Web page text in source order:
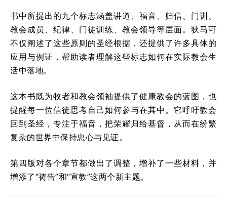
书中所提出的九个标志涵盖讲道、福音、归信、门训、
教会成员、纪律、门徒训练、教会领导等层面。狄马可
不仅阐述了这些原则的圣经根据，还提供了许多具体的
应用与例证，帮助读者理解这些标志如何在实际教会生
活中落地。
这本书既为牧者和教会领袖提供了健康教会的蓝图，也
提醒每一位信徒思考自己如何参与在其中。它呼吁教会
回到圣经，专注于福音，把荣耀归给基督，从而在纷繁
复杂的世界中保持忠心与见证。
第四版对各个章节都做出了调整，增补了一些材料，并
增添了“祷告”和“宣教”这两个新主题。